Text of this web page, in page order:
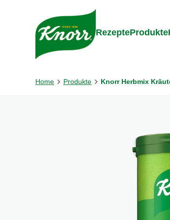
Gehe zu:
RezepteProdukte
Home Produkte Knorr Herbmix